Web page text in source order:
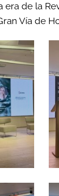
era de la
Vía de